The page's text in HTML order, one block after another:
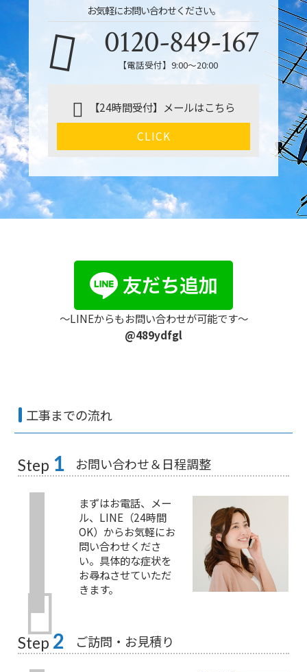
お気軽にお問い合わせください。
0120-849-167
【電話受付】9:00〜20:00
【24時間受付】メールはこちら
CLICK
〜LINEからもお問い合わせが可能です〜
@489ydfgl
工事までの流れ
Step 1 お問い合わせ＆日程調整
まずはお電話、メー
ル、LINE（24時間
OK）からお気軽にお
問い合わせくださ
い。具体的な症状を
お尋ねさせていただ
きます。
Step 2 ご訪問・お見積り